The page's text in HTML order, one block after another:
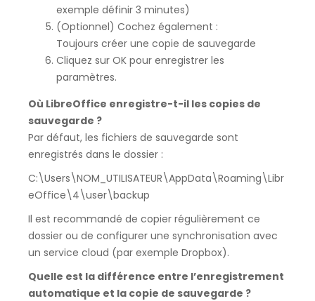
exemple définir 3 minutes)
(Optionnel) Cochez également :
Toujours créer une copie de sauvegarde
Cliquez sur OK pour enregistrer les
paramètres.
Où LibreOffice enregistre-t-il les copies de
sauvegarde ?
Par défaut, les fichiers de sauvegarde sont
enregistrés dans le dossier :
C:\Users\NOM_UTILISATEUR\AppData\Roaming\Libr
eOffice\4\user\backup
Il est recommandé de copier régulièrement ce
dossier ou de configurer une synchronisation avec
un service cloud (par exemple Dropbox).
Quelle est la différence entre l’enregistrement
automatique et la copie de sauvegarde ?